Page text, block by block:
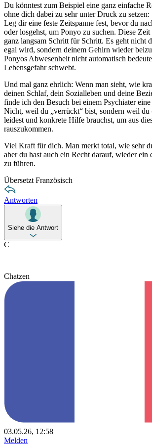
Du könntest zum Beispiel eine ganz einfache
ohne dich dabei zu sehr unter Druck zu setzen:
Leg dir eine feste Zeitspanne fest, bevor du
oder losgehst, um Ponyo zu suchen. Diese Zeit
ganz langsam Schritt für Schritt. Es geht nicht
egal wird, sondern deinem Gehirn wieder
Ponyos Abwesenheit nicht automatisch
Lebensgefahr schwebt.
Und mal ganz ehrlich: Wenn man sieht, wie
deinen Schlaf, dein Sozialleben und deine
finde ich den Besuch bei einem Psychiater
Nicht, weil du „verrückt“ bist, sondern weil du
leidest und konkrete Hilfe brauchst, um aus
rauszukommen.
Viel Kraft für dich. Man merkt total, wie sehr
aber du hast auch ein Recht darauf, wieder ein
zu führen.
Übersetzt Französisch
Antworten
Siehe die Antwort
C
Chatzen
03.05.26, 12:58
Melden